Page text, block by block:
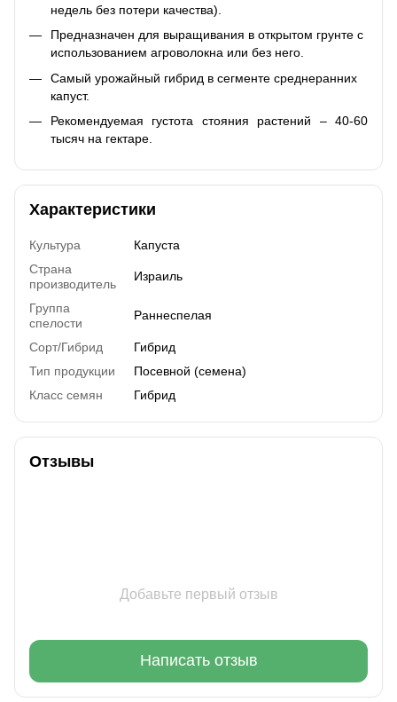
недель без потери качества).
Предназначен для выращивания в открытом грунте с
использованием агроволокна или без него.
Самый урожайный гибрид в сегменте среднеранних
капуст.
Рекомендуемая густота стояния растений – 40-60
тысяч на гектаре.
Характеристики
Культура
Капуста
Страна
производитель
Израиль
Группа
спелости
Раннеспелая
Сорт/Гибрид
Гибрид
Тип продукции
Посевной (семена)
Класс семян
Гибрид
Отзывы
Добавьте первый отзыв
Написать отзыв